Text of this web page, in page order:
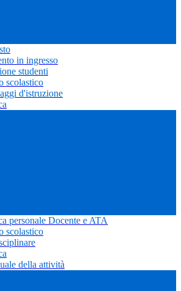
in ingresso
studenti
scolastico
d'istruzione
personale Docente e ATA
scolastico
della attività